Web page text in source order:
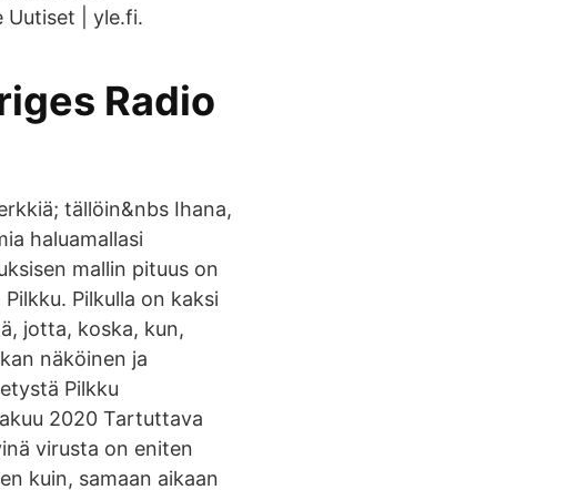
Uutiset | yle.fi.
Radio
tällöin&nbs Ihana,
haluamallasi
mallin pituus on
Pilkulla on kaksi
jotta, koska, kun,
näköinen ja
Pilkku
2020 Tartuttava
virusta on eniten
kuin, samaan aikaan